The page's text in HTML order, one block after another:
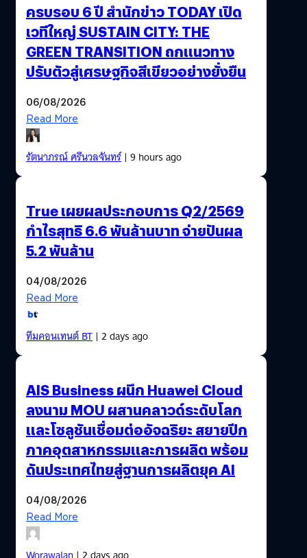
ครบรอบ 6 ปี สำนักข่าว TODAY เปิด
เวทีใหญ่ SUSTAIN CITY: THE
GREEN TRANSITION ถกแนวทาง
ปรับตัวสู่เศรษฐกิจสีเขียวอย่างยั่งยืน
06/08/2026
Read More
รัตนาภรณ์ ศรีนวลจันทร์| 9 hours ago
True เผยผลประกอบการ Q2/2569
กำไรสุทธิ 6.6 พันล้านบาท จ่ายปันผล
5.2 พันล้าน
04/08/2026
Read More
ทีมคอนเทนต์ BT| 2 days ago
AIS Business ผนึก Huawei Cloud
ลงนาม MOU ผสานคลาวด์ระดับโลก
และโซลูชันเชื่อมต่ออัจฉริยะ สยายปีก
ภาคอุตสาหกรรมและการผลิต พร้อม
ดันประเทศไทยสู่ฐานการผลิตยุค AI
04/08/2026
Read More